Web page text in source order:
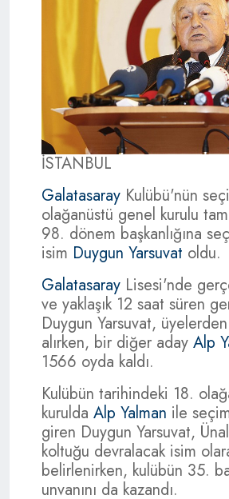
İSTANBUL
Galatasaray Kulübü'nün
olağanüstü genel kurulu
98. dönem başkanlığına
isim Duygun Yarsuvat oldu.
Galatasaray Lisesi'nde
ve yaklaşık 12 saat süren
Duygun Yarsuvat,
alırken, bir diğer aday Alp
1566 oyda kaldı.
Kulübün tarihindeki 18.
kurulda Alp Yalman ile
giren Duygun Yarsuvat,
koltuğu devralacak isim
belirlenirken, kulübün 35.
unvanını da kazandı.